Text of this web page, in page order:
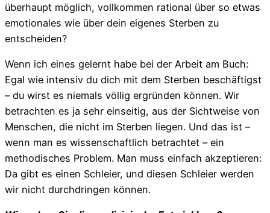
überhaupt möglich, vollkommen rational über so etwas
emotionales wie über dein eigenes Sterben zu
entscheiden?
Wenn ich eines gelernt habe bei der Arbeit am Buch:
Egal wie intensiv du dich mit dem Sterben beschäftigst
– du wirst es niemals völlig ergründen können. Wir
betrachten es ja sehr einseitig, aus der Sichtweise von
Menschen, die nicht im Sterben liegen. Und das ist –
wenn man es wissenschaftlich betrachtet – ein
methodisches Problem. Man muss einfach akzeptieren:
Da gibt es einen Schleier, und diesen Schleier werden
wir nicht durchdringen können.